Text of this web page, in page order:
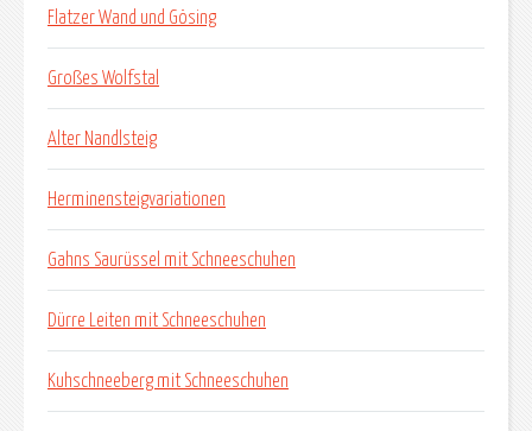
Flatzer Wand und Gösing
Großes Wolfstal
Alter Nandlsteig
Herminensteigvariationen
Gahns Saurüssel mit Schneeschuhen
Dürre Leiten mit Schneeschuhen
Kuhschneeberg mit Schneeschuhen